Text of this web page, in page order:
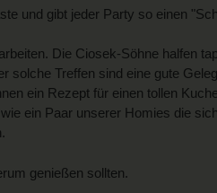
und gibt jeder Party so einen
Die Ciosek-Söhne halfen
Treffen sind eine gute
ein Rezept für einen tollen
ein Paar unserer Homies die
genießen sollten.